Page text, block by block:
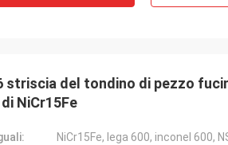
striscia del tondino di pezzo
NiCr15Fe
NiCr15Fe, lega 600, inconel 600,